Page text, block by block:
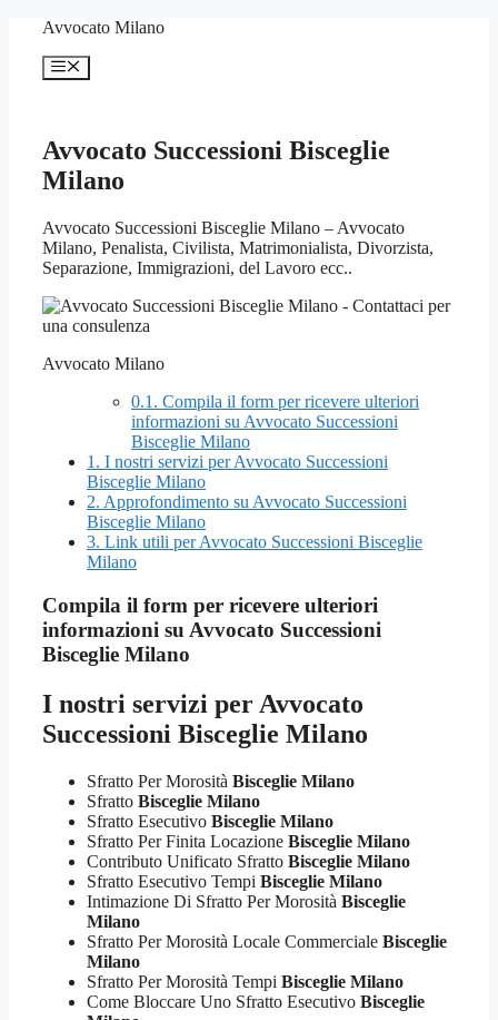
contenuto
Avvocato Milano
Menu
Avvocato Successioni Bisceglie
Milano
Avvocato Successioni Bisceglie Milano – Avvocato
Milano, Penalista, Civilista, Matrimonialista, Divorzista,
Separazione, Immigrazioni, del Lavoro ecc..
Avvocato Milano
0.1. Compila il form per ricevere ulteriori
informazioni su Avvocato Successioni
Bisceglie Milano
1. I nostri servizi per Avvocato Successioni
Bisceglie Milano
2. Approfondimento su Avvocato Successioni
Bisceglie Milano
3. Link utili per Avvocato Successioni Bisceglie
Milano
Compila il form per ricevere ulteriori
informazioni su Avvocato Successioni
Bisceglie Milano
I nostri servizi per Avvocato
Successioni Bisceglie Milano
Sfratto Per Morosità Bisceglie Milano
Sfratto Bisceglie Milano
Sfratto Esecutivo Bisceglie Milano
Sfratto Per Finita Locazione Bisceglie Milano
Contributo Unificato Sfratto Bisceglie Milano
Sfratto Esecutivo Tempi Bisceglie Milano
Intimazione Di Sfratto Per Morosità Bisceglie
Milano
Sfratto Per Morosità Locale Commerciale Bisceglie
Milano
Sfratto Per Morosità Tempi Bisceglie Milano
Come Bloccare Uno Sfratto Esecutivo Bisceglie